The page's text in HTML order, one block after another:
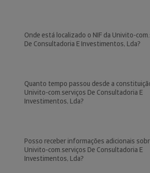
Onde está localizado o NIF da Univito-
De Consultadoria E Investimentos, Lda?
Quanto tempo passou desde a
Univito-com.serviços De Consultadoria E
Investimentos, Lda?
Posso receber informações adicionais
Univito-com.serviços De Consultadoria E
Investimentos, Lda?